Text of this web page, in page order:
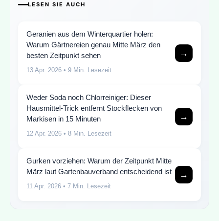
LESEN SIE AUCH
Geranien aus dem Winterquartier holen:
Warum Gärtnereien genau Mitte März den
besten Zeitpunkt sehen
13 Apr. 2026 • 9 Min. Lesezeit
→
Weder Soda noch Chlorreiniger: Dieser
Hausmittel-Trick entfernt Stockflecken von
Markisen in 15 Minuten
12 Apr. 2026 • 8 Min. Lesezeit
→
Gurken vorziehen: Warum der Zeitpunkt Mitte
März laut Gartenbauverband entscheidend ist
11 Apr. 2026 • 7 Min. Lesezeit
→